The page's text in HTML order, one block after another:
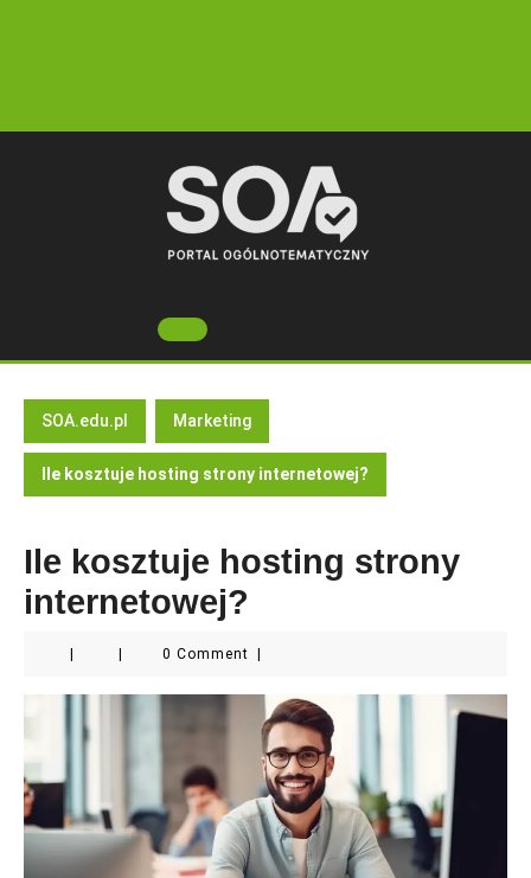
Open
Button
SOA.edu.pl Marketing
Ile kosztuje hosting strony internetowej?
Ile kosztuje hosting strony
internetowej?
0 Comment